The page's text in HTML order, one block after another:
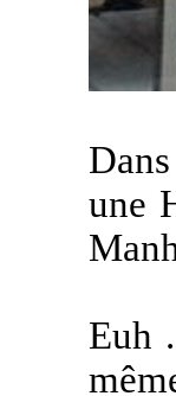
une
Euh